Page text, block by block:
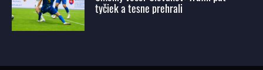
tyčiek a tesne prehrali